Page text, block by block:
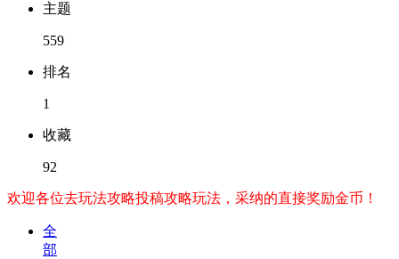
主题
559
排名
1
收藏
92
欢迎各位去玩法攻略投稿攻略玩法，采纳的直接奖励金币！
全
部